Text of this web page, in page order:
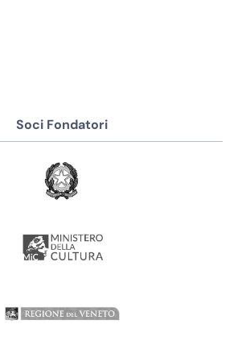
Soci Fondatori